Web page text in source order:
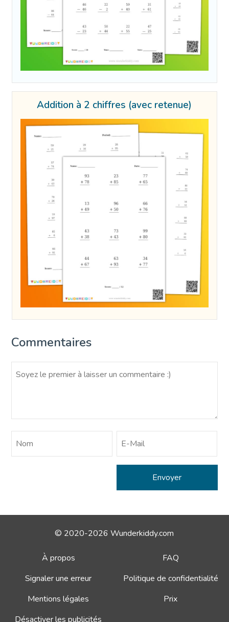
Addition à 2 chiffres (avec retenue)
Commentaires
© 2020-2026 Wunderkiddy.com
À propos
FAQ
Signaler une erreur
Politique de confidentialité
Mentions légales
Prix
Désactiver les publicités